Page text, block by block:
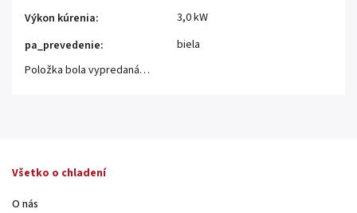
Výkon kúrenia:
3,0 kW
pa_prevedenie:
biela
Položka bola vypredaná…
Všetko o chladení
O nás